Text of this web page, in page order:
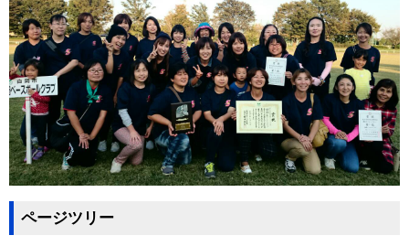
ページツリー